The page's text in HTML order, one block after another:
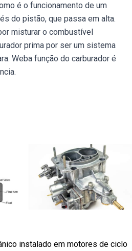
é o funcionamento de um
do pistão, que passa em alta.
misturar o combustível
prima por ser um sistema
Weba função do carburador é
instalado em motores de ciclo